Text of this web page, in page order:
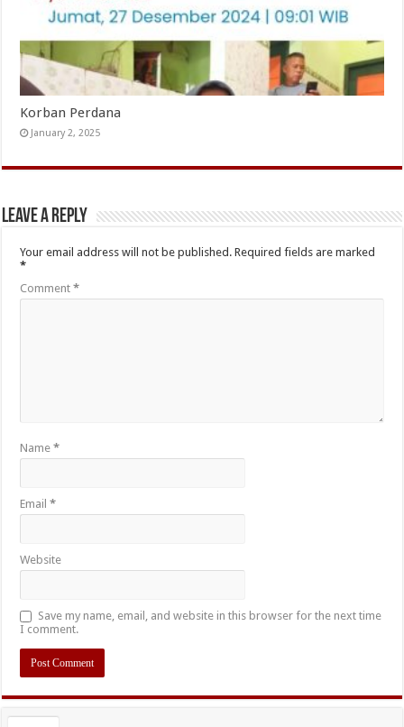
Korban Perdana
January 2, 2025
Leave a Reply
Your email address will not be published. Required fields are marked
*
Comment*
Name*
Email*
Website
Save my name, email, and website in this browser for the next time
I comment.